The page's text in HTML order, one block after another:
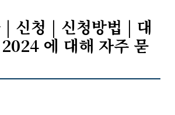
| 신청 | 신청방법 | 대
에 대해 자주 묻